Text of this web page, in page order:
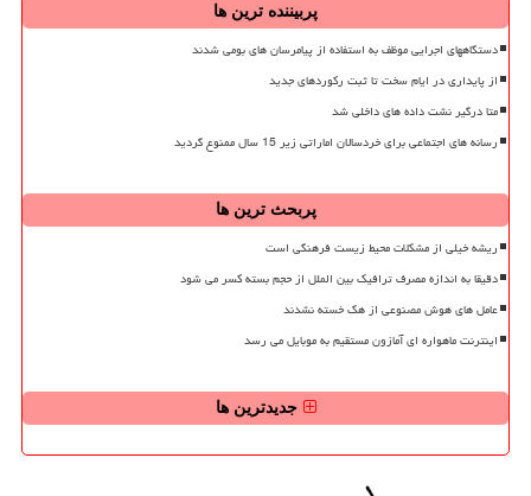
پربیننده ترین ها
دستگاههای اجرایی موظف به استفاده از پیامرسان های بومی شدند
از پایداری در ایام سخت تا ثبت رکوردهای جدید
متا درگیر نشت داده های داخلی شد
رسانه های اجتماعی برای خردسالان اماراتی زیر 15 سال ممنوع گردید
پربحث ترین ها
ریشه خیلی از مشکلات محیط زیست فرهنگی است
دقیقا به اندازه مصرف ترافیک بین الملل از حجم بسته کسر می شود
عامل های هوش مصنوعی از هک خسته نشدند
اینترنت ماهواره ای آمازون مستقیم به موبایل می رسد
جدیدترین ها